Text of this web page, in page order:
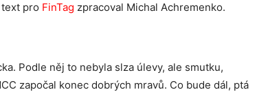
pro FinTag zpracoval Michal Achremenko.
Podle něj to nebyla slza úlevy, ale smutku,
započal konec dobrých mravů. Co bude dál, ptá